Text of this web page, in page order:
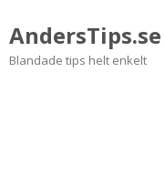
AndersTips.se
Blandade tips helt enkelt